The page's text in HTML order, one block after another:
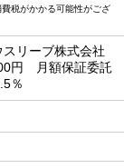
税がかかる可能性がござ
リーブ株式会社
円 月額保証委託
％